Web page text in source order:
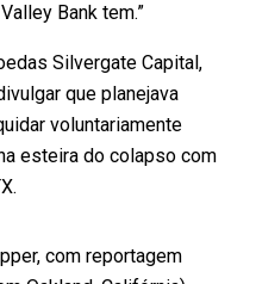
Bank tem.”
Silvergate Capital,
que planejava
voluntariamente
esteira do colapso com
com reportagem